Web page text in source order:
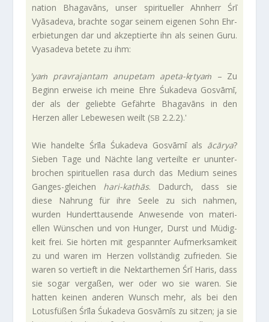
na­tion Bha­ga­vāns, unser spi­ri­tu­eller Ahn­herr Śrī
Vyāsa­deva, brachte sogar seinem eigenen Sohn Ehr­
erbie­tungen dar und akzep­tierte ihn als seinen Guru.
Vya­sa­deva betete zu ihm:
yaṁ prav­ra­jantam anu­petam apeta-kṛtyaṁ – Zu
Beginn erweise ich meine Ehre Śuka­deva Gos­vāmī,
der als der geliebte Gefährte Bha­ga­vāns in den
Herzen aller Lebe­wesen weilt (SB 2.2.2).'
Wie han­delte Śrīla Śuka­deva Gos­vāmī als ācārya?
Sieben Tage und Nächte lang ver­teilte er unun­ter­
bro­chen spi­ri­tu­ellen rasa durch das Medium seines
Ganges-gleichen hari-kathās. Dadurch, dass sie
diese Nah­rung für ihre Seele zu sich nahmen,
wurden Hun­dert­tau­sende Anwe­sende von mate­ri­
ellen Wün­schen und von Hunger, Durst und Müdig­
keit frei. Sie hörten mit gespannter Auf­merk­sam­keit
zu und waren im Herzen voll­ständig zufrieden. Sie
waren so ver­tieft in die Nek­tar­themen Śrī Haris, dass
sie sogar ver­gaßen, wer oder wo sie waren. Sie
hatten keinen anderen Wunsch mehr, als bei den
Lotus­füßen Śrīla Śuka­deva Gos­vāmīs zu sitzen; ja sie